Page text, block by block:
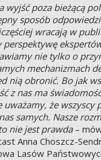
wyjść poza bieżącą
sposób
wracają w
perspektywę
nie tylko o
mechanizmach
nią obronić. Bo jak
z nas ma
że wszyscy
samych. Nasze
nie jest prawda–
Anna Choszcz-
Lasów